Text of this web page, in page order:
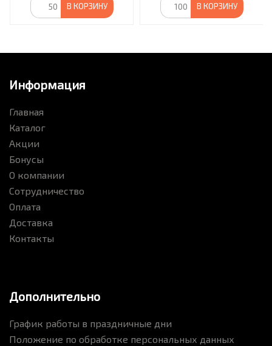
В КОРЗИНУ В КОРЗИНУ
Информация
Главная
Каталог
Акции
Бонусы
О компании
Сотрудничество
Оплата
Доставка
Контакты
Дополнительно
График работы в праздничные дни
Положение по обработке персональных данных